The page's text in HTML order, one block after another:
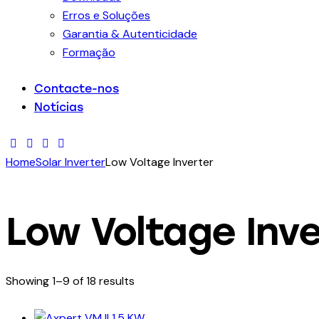
Erros e Soluções
Garantia & Autenticidade
Formação
Contacte-nos
Notícias
HomeSolar InverterLow Voltage Inverter
Low Voltage
Showing 1–9 of 18 results